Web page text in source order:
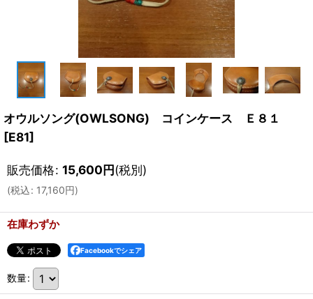
オウルソング(OWLSONG) コインケース Ｅ８１
[E81]
販売価格: 15,600円(税別)
(税込: 17,160円)
在庫わずか
Facebookでシェア
数量: